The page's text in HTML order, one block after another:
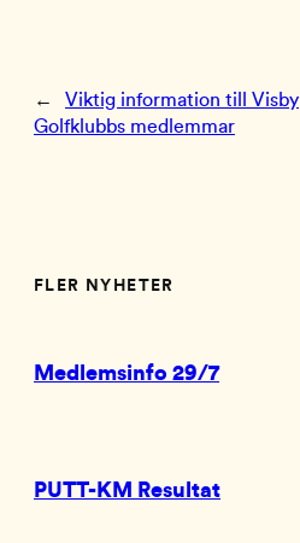
←
Viktig information till Visby
Golfklubbs medlemmar
FLER NYHETER
Medlemsinfo 29/7
PUTT-KM Resultat